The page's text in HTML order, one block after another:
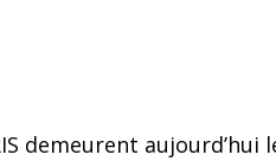
demeurent aujourd’hui